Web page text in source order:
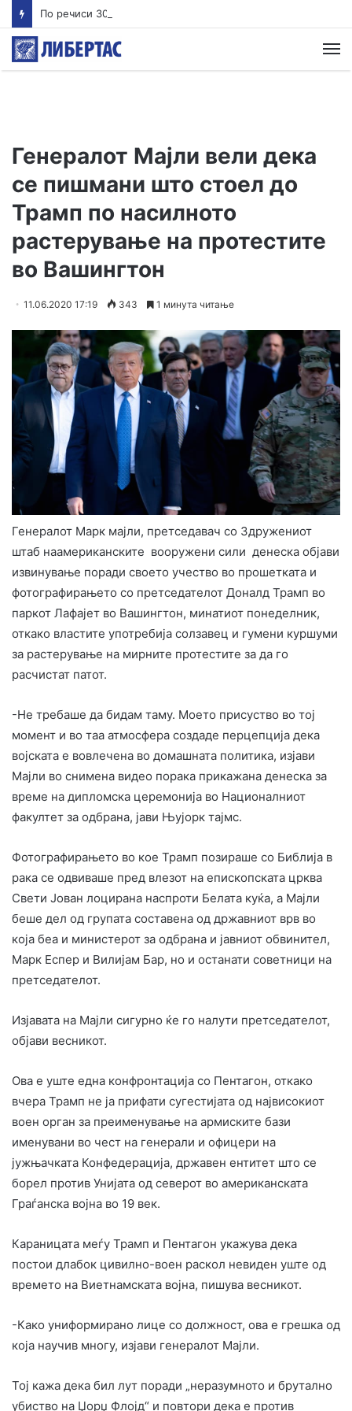
Генералот Мајли вели дека
се пишмани што стоел до
Трамп по насилното
растерување на протестите
во Вашингтон
11.06.2020 17:19 343 1 минута читање
Генералот Марк мајли, претседавач со Здружениот
штаб наамериканските вооружени сили денеска објави
извинување поради своето учество во прошетката и
фотографирањето со претседателот Доналд Трамп во
паркот Лафајет во Вашингтон, минатиот понеделник,
откако властите употребија солзавец и гумени куршуми
за растерување на мирните протестите за да го
расчистат патот.
-Не требаше да бидам таму. Моето присуство во тој
момент и во таа атмосфера создаде перцепција дека
војската е вовлечена во домашната политика, изјави
Мајли во снимена видео порака прикажана денеска за
време на дипломска церемонија во Националниот
факултет за одбрана, јави Њујорк тајмс.
Фотографирањето во кое Трамп позираше со Библија в
рака се одвиваше пред влезот на епископската црква
Свети Јован лоцирана наспроти Белата куќа, а Мајли
беше дел од групата составена од државниот врв во
која беа и министерот за одбрана и јавниот обвинител,
Марк Еспер и Вилијам Бар, но и останати советници на
претседателот.
Изјавата на Мајли сигурно ќе го налути претседателот,
објави весникот.
Ова е уште една конфронтација со Пентагон, откако
вчера Трамп не ја прифати сугестијата од највисокиот
воен орган за преименување на армиските бази
именувани во чест на генерали и офицери на
јужњачката Конфедерација, државен ентитет што се
борел против Унијата од северот во американската
Граѓанска војна во 19 век.
Караницата меѓу Трамп и Пентагон укажува дека
постои длабок цивилно-воен раскол невиден уште од
времето на Виетнамската војна, пишува весникот.
-Како униформирано лице со должност, ова е грешка од
која научив многу, изјави генералот Мајли.
Тој кажа дека бил лут поради „неразумното и брутално
убиство на Џорџ Флојд“ и повтори дека е против